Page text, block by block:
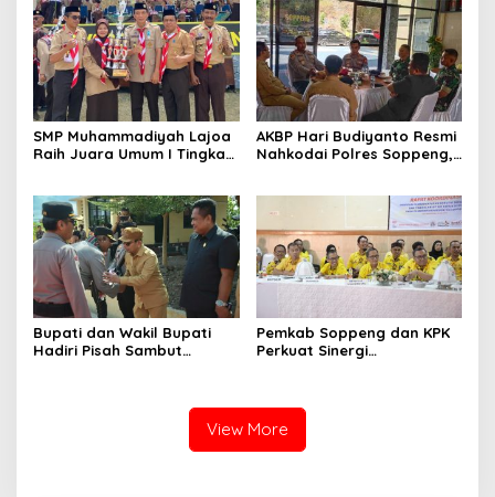
Komitmen Pelayanan
Transparan, Akuntabel,
dan Cepat
SMP Muhammadiyah Lajoa
Raih Juara Umum I Tingkat
ke-65 Kwarcab Soppeng
AKBP Hari Budiyanto Resmi
Nahkodai Polres Soppeng,
Bupati dan Wakil Bupati
Hadiri Pisah Sambut
Pemkab Soppeng dan KPK
Perkuat Sinergi
View More